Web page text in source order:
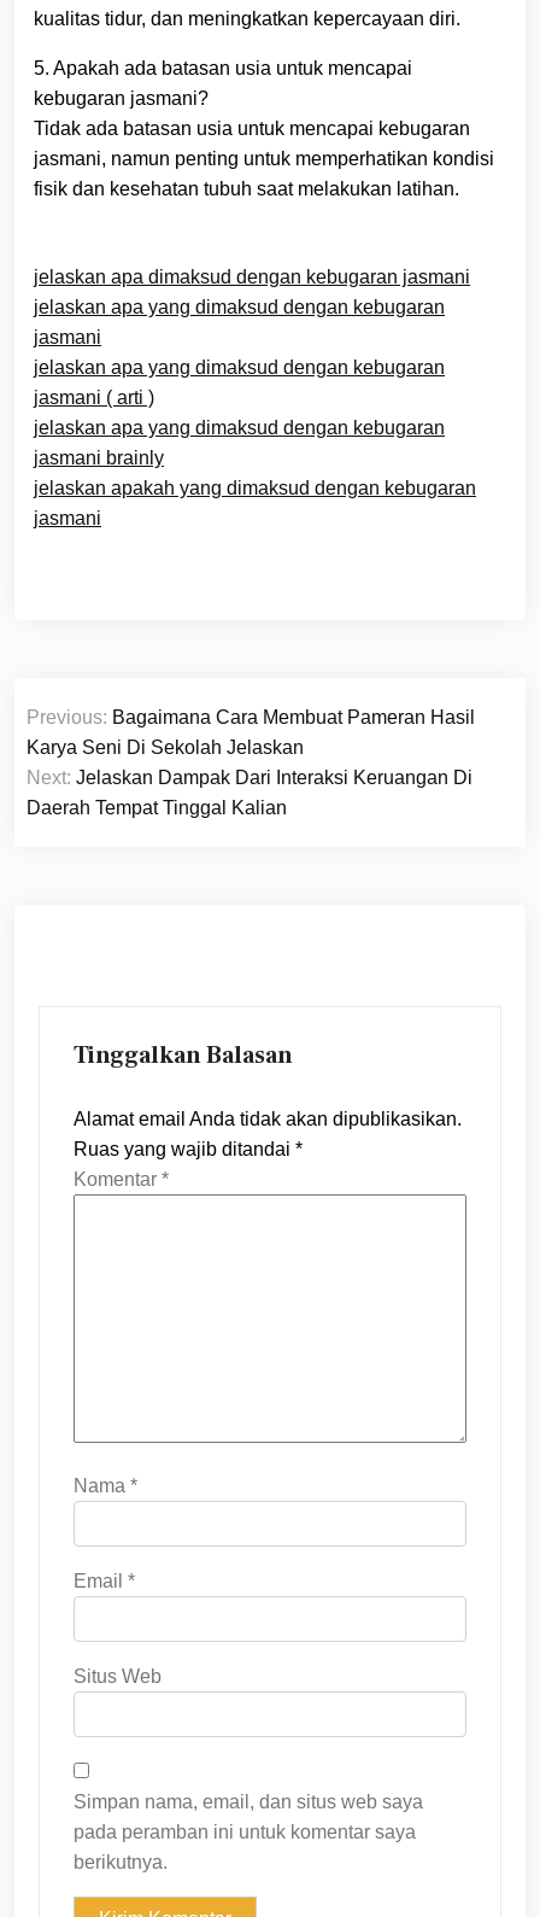
kualitas tidur, dan meningkatkan kepercayaan diri.
5. Apakah ada batasan usia untuk mencapai
kebugaran jasmani?
Tidak ada batasan usia untuk mencapai kebugaran
jasmani, namun penting untuk memperhatikan kondisi
fisik dan kesehatan tubuh saat melakukan latihan.
jelaskan apa dimaksud dengan kebugaran jasmani
jelaskan apa yang dimaksud dengan kebugaran
jasmani
jelaskan apa yang dimaksud dengan kebugaran
jasmani ( arti )
jelaskan apa yang dimaksud dengan kebugaran
jasmani brainly
jelaskan apakah yang dimaksud dengan kebugaran
jasmani
Navigasi
pos
Previous: Bagaimana Cara Membuat Pameran Hasil
Karya Seni Di Sekolah Jelaskan
Next: Jelaskan Dampak Dari Interaksi Keruangan Di
Daerah Tempat Tinggal Kalian
Tinggalkan Balasan
Alamat email Anda tidak akan dipublikasikan.
Ruas yang wajib ditandai *
Komentar *
Nama *
Email *
Situs Web
Simpan nama, email, dan situs web saya
pada peramban ini untuk komentar saya
berikutnya.